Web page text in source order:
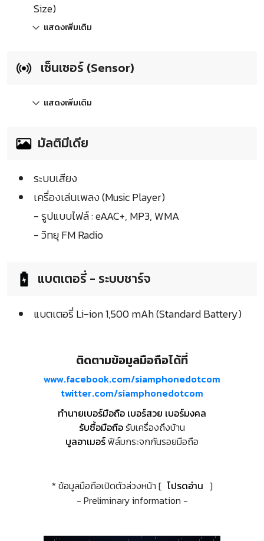
Size)
แสดงเพิ่มเติม
เซ็นเซอร์ (Sensor)
แสดงเพิ่มเติม
มัลติมีเดีย
ระบบเสียง
เครื่องเล่นเพลง (Music Player)
- รูปแบบไฟล์ : eAAC+, MP3, WMA
- วิทยุ FM Radio
แบตเตอรี่ - ระบบชาร์จ
แบตเตอรี่ Li-ion 1,500 mAh (Standard Battery)
ติดตามข้อมูลมือถือได้ที่
www.facebook.com/siamphonedotcom
twitter.com/siamphonedotcom
ทำนายเบอร์มือถือ เบอร์สวย เบอร์มงคล
รับซื้อมือถือรับเครื่องถึงบ้าน
บูลอาเมอร์ฟิล์มกระจกกันรอยมือถือ
* ข้อมูลมือถือเปิดตัวล่วงหน้า [ โปรดอ่าน ]
- Preliminary information -